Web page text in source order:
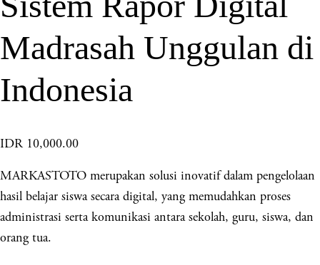
Madrasah Unggulan di
Indonesia
IDR 10,000.00
MARKASTOTO merupakan solusi inovatif dalam pengelolaan
hasil belajar siswa secara digital, yang memudahkan proses
administrasi serta komunikasi antara sekolah, guru, siswa, dan
orang tua.